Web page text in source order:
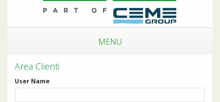
MENU
Area Clienti
User Name